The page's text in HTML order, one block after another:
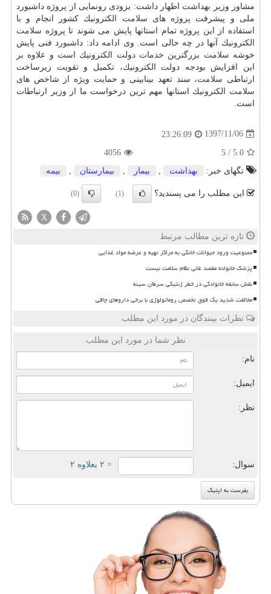
مشاور وزیر بهداشت اظهار داشت: بزودی رونمایی از پروژه داشبورد
ملی و پیشرفت پروژه های سلامت الكترونیك كشور انجام و با
استفاده از این پروژه تمام استانها پایش می شوند تا پروژه سلامت
الكترونیك آنها در چه حالی است. وی ادامه داد: داشبورد فنی پایش
خوشه سلامت بزرگترین خدمات دولت الكترونیك است و علاوه بر
این افزایش بودجه دولت الكترونیك، تكمیل و تقویت زیرساخت
ارتباطی سلامت، سند تعهد بینابینی و حمایت ویژه از شاخص های
سلامت الكترونیك استانها مهم ترین درخواست ما از وزیر ارتباطات
است.
1397/11/06
23:26:09
5.0
/
5
4056
تگهای خبر:
بهداشت بیمار بیمارستان بیمه
این مطلب را می پسندید؟ (1)
(0)
X
تازه ترین مطالب مرتبط
ممنوعیت ورود حیوانات خانگی به مراکز تهیه و عرضه مواد غذایی
پزشک خانواده مقصد غائی نظام سلامت نیست
نقش سابقه خانوادگی در خطر ژنتیکی سرطان سینه
مخالفت شدید یک فوق تخصص روماتولوژی با برخی داروهای چاقی
نظرات بینندگان در مورد این مطلب
نظر شما در مورد این مطلب
نام:
ایمیل:
نظر:
سوال: = ۲ بعلاوه ۲